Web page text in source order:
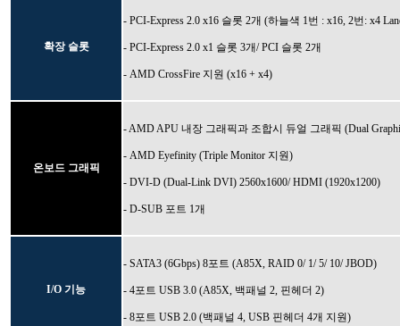
확장 슬롯
- PCI-Express 2.0 x16 슬롯 2개 (하늘색 1번 : x16, 2번: x4
- PCI-Express 2.0 x1 슬롯 3개/ PCI 슬롯 2개
- AMD CrossFire 지원 (x16 + x4)
온보드 그래픽
- AMD APU 내장 그래픽과 조합시 듀얼 그래픽 (Dual
- AMD Eyefinity (Triple Monitor 지원)
- DVI-D (Dual-Link DVI) 2560x1600/ HDMI (1920x1200)
- D-SUB 포트 1개
I/O 기능
- SATA3 (6Gbps) 8포트 (A85X, RAID 0/ 1/ 5/ 10/ JBOD)
- 4포트 USB 3.0 (A85X, 백패널 2, 핀헤더 2)
- 8포트 USB 2.0 (백패널 4, USB 핀헤더 4개 지원)